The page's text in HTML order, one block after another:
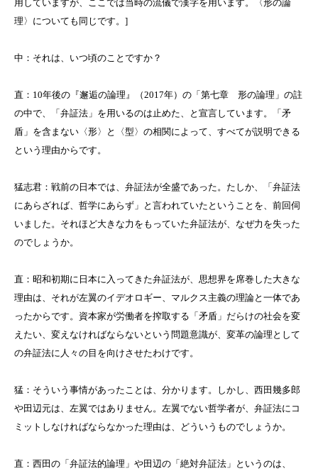
用していますが、ここでは当時の流儀で漢字を用います。〈形の論
理〉についても同じです。 ]
中：それは、いつ頃のことですか？
直： 10年後の『邂逅の論理』（2017年）の「第七章 形の論理」の註
の中で、「弁証法」を用いるのは止めた、と宣言しています。「矛
盾」を含まない〈形〉と〈型〉の相関によって、すべてが説明できる
という理由からです。
猛志君：戦前の日本では、弁証法が全盛であった。たしか、「弁証法
にあらざれば、哲学にあらず」と言われていたということを、前回伺
いました。それほど大きな力をもっていた弁証法が、なぜ力を失った
のでしょうか。
直：昭和初期に日本に入ってきた弁証法が、思想界を席巻した大きな
理由は、それが左翼のイデオロギー、マルクス主義の理論と一体であ
ったからです。資本家が労働者を搾取する「矛盾」だらけの社会を変
えたい、変えなければならないという問題意識が、変革の論理として
の弁証法に人々の目を向けさせたわけです。
猛：そういう事情があったことは、分かります。しかし、西田幾多郎
や田辺元は、左翼ではありません。左翼でない哲学者が、弁証法にコ
ミットしなければならなかった理由は、どういうものでしょうか。
直：西田の「弁証法的論理」や田辺の「絶対弁証法」というのは、